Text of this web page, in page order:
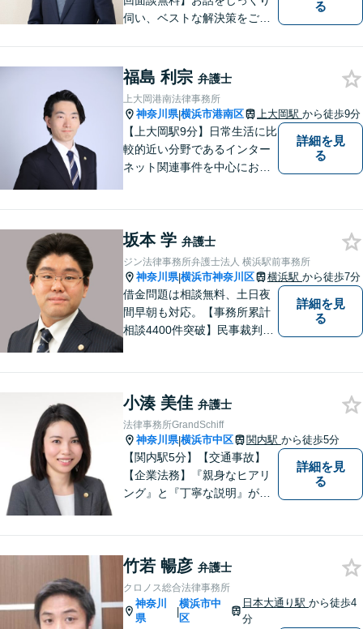
伺い、ベストな解決策をご一
難解な用語は極力用いずに平
易かつ具体的な説明を心がけ
ていますので、まずは一度お
気軽にご相談頂ければと思い
ます。
る
福島 利宗 弁護士
上大岡港南法律事務所
神奈川県|横浜市港南区 上大岡駅 から徒歩9分
【上大岡駅9分】日常生活に比
較的近い分野であるインター
ネット関連事件を中心にお取
ルにて掲載情報のURL等をお
送りください。見込み、費用
等をご案内させていただきま
す。
詳細を見
る
坂本 学 弁護士
ジン法律事務所弁護士法人 横浜駅前事務所
神奈川県|横浜市神奈川区 横浜駅 から徒歩7分
借金問題は相談無料、土日夜
間早朝も対応。【事務所累計
相談4400件突破】民事裁判／
詳細を見
る
小湊 美佳 弁護士
法律事務所GrandSchiff
神奈川県|横浜市中区 関内駅 から徒歩5分
【関内駅5分】【交通事故】
【企業法務】『親身なヒアリ
ング』と『丁寧な説明』がモ
頼者様が安心して将来を過ご
せるようになるための支援を
いたします。
詳細を見
る
竹若 暢彦 弁護士
クロノス総合法律事務所
神奈川
県
|
横浜市中
区
日本大通り駅から徒歩4
分